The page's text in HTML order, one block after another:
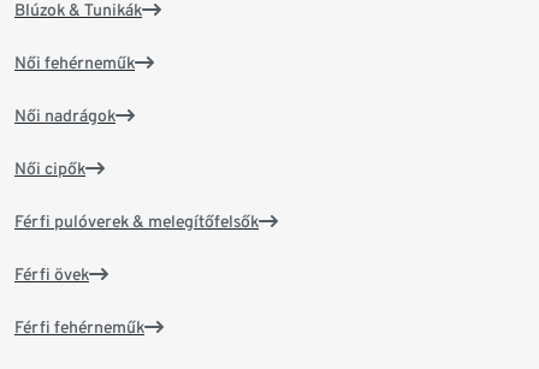
Blúzok & Tunikák
Női fehérneműk
Női nadrágok
Női cipők
Férfi pulóverek & melegítőfelsők
Férfi övek
Férfi fehérneműk